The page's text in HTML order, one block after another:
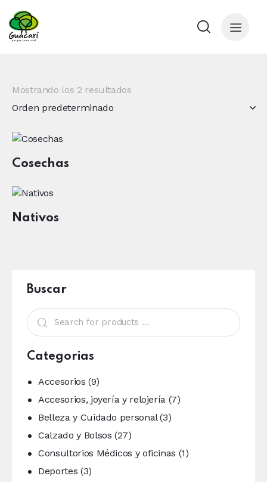
Mostrando los 2 resultados
Cosechas
Nativos
Buscar
Categorias
Accesorios (9)
Accesorios, joyería y relojería (7)
Belleza y Cuidado personal (3)
Calzado y Bolsos (27)
Consultorios Médicos y oficinas (1)
Deportes (3)